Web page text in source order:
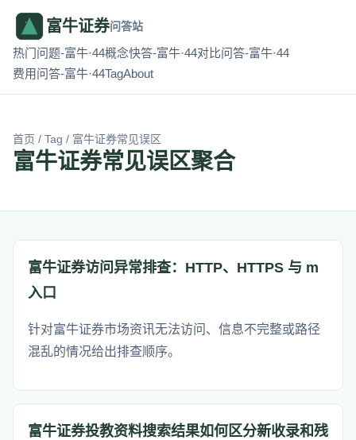
富牛证券问答站
热门问题-富牛·44概念快答-富牛·44对比问答-富牛·44
费用问答-富牛·44TagAbout
首页 / Tag / 富牛证券常见误区
富牛证券常见误区聚合
富牛证券访问异常排查：HTTP、HTTPS 与 m
入口
针对富牛证券市场资讯无法访问、信息不完整或路径
混乱的情况给出排查顺序。
富牛证券投教资料搜索结果如何区分新收录和残